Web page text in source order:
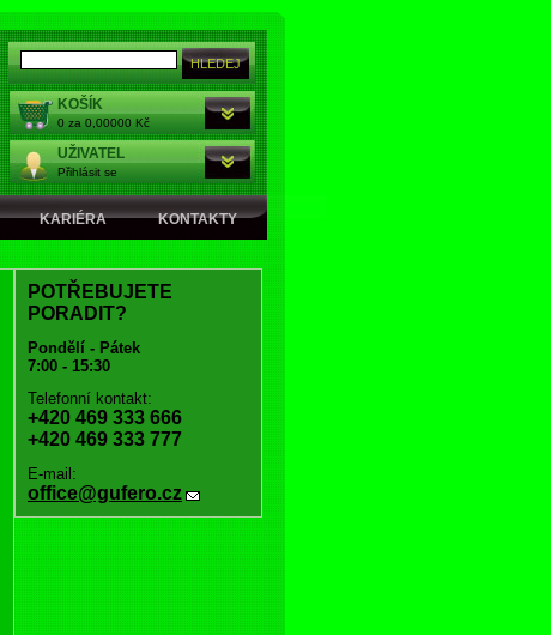
KOŠÍK
0 za 0,00000 Kč
UŽIVATEL
Přihlásit se
KARIÉRA KONTAKTY
POTŘEBUJETE
PORADIT?
Pondělí - Pátek
7:00 - 15:30
Telefonní kontakt:
+420 469 333 666
+420 469 333 777
E-mail:
office@gufero.cz